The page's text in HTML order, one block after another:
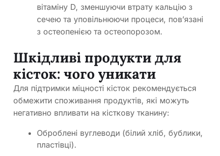
вітаміну D, зменшуючи втрату кальцію з
сечею та уповільнюючи процеси, пов’язані
з остеопенією та остеопорозом.
Шкідливі продукти для
кісток: чого уникати
Для підтримки міцності кісток рекомендується
обмежити споживання продуктів, які можуть
негативно впливати на кісткову тканину:
Оброблені вуглеводи (білий хліб, бублики,
пластівці).